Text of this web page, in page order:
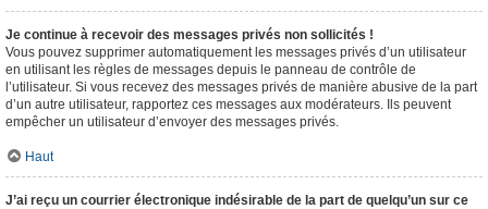
Je continue à recevoir des messages privés non sollicités !
Vous pouvez supprimer automatiquement les messages privés d’un utilisateur
en utilisant les règles de messages depuis le panneau de contrôle de
l’utilisateur. Si vous recevez des messages privés de manière abusive de la part
d’un autre utilisateur, rapportez ces messages aux modérateurs. Ils peuvent
empêcher un utilisateur d’envoyer des messages privés.
Haut
J’ai reçu un courrier électronique indésirable de la part de quelqu’un sur ce